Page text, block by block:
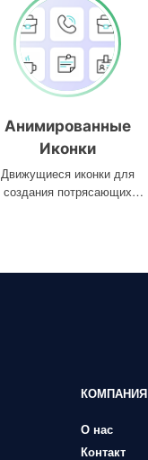
Анимированные
Иконки
Движущиеся иконки для
создания потрясающих
КОМПАНИЯ
О нас
Контакт